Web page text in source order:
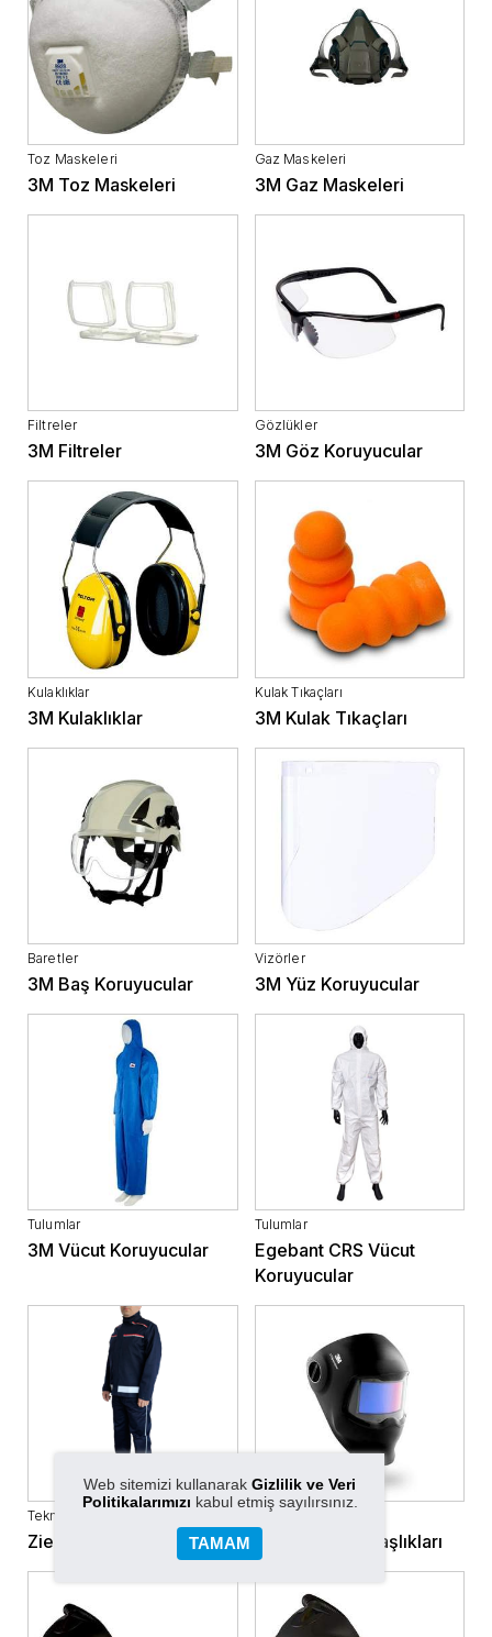
Toz Maskeleri
3M Toz Maskeleri
Gaz Maskeleri
3M Gaz Maskeleri
Filtreler
3M Filtreler
Gözlükler
3M Göz Koruyucular
Kulaklıklar
3M Kulaklıklar
Kulak Tıkaçları
3M Kulak Tıkaçları
Baretler
3M Baş Koruyucular
Vizörler
3M Yüz Koruyucular
Tulumlar
3M Vücut Koruyucular
Tulumlar
Egebant CRS Vücut
Koruyucular
Kaynakçı Başlıkları
3M Kaynakçı Başlıkları
Teknik Kıyafetler
Ziel Vücut Koruyucular
Web sitemizi kullanarak Gizlilik ve Veri
Politikalarımızı kabul etmiş sayılırsınız.
TAMAM